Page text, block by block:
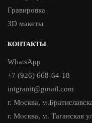
Гравировка
3D макеты
КОНТАКТЫ
WhatsApp
+7 (926) 668-64-18
intgranit@gmail.com
г. Москва,
г. Москва, м. Таганская